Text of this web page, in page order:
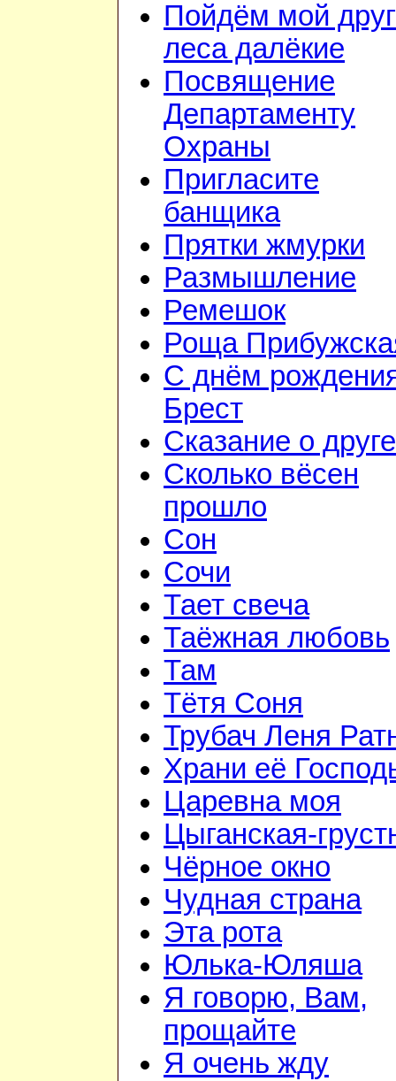
Пойдём мой
леса далёкие
Посвящение
Департаменту
Охраны
Пригласите
банщика
Прятки жмурки
Размышление
Ремешок
Роща
С днём
Брест
Сказание о друге
Сколько вёсен
прошло
Сон
Сочи
Тает свеча
Таёжная любовь
Там
Тётя Соня
Трубач Леня
Храни её
Царевна моя
Цыганская-
Чёрное окно
Чудная страна
Эта рота
Юлька-Юляша
Я говорю, Вам,
прощайте
Я очень жду